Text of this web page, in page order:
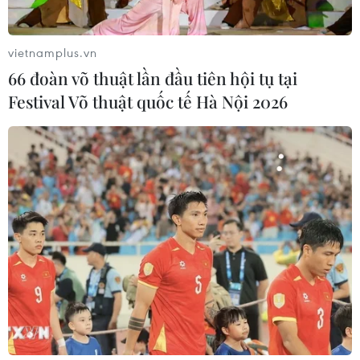
tỏa sáng trên biểu tượng lịch sử của
Thương mại Việt Nam-Australia
hướng tới những động lực tăng
trưởng mới
08/08/2026 03:29
Trung Quốc: E-Town Bắc Kinh
hướng tới trở thành trung tâm AI
toàn cầu năm 2030
08/08/2026 02:11
Cần Thơ thúc đẩy hợp tác du lịch với
vietnamplus.vn
66 đoàn võ thuật lần đầu tiên hội tụ tại
Festival Võ thuật quốc tế Hà Nội 2026